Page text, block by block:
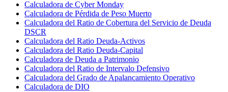
Calculadora de Cyber Monday
Calculadora de Pérdida de Peso Muerto
Calculadora del Ratio de Cobertura del Servicio de Deuda
DSCR
Calculadora del Ratio Deuda-Activos
Calculadora del Ratio Deuda-Capital
Calculadora de Deuda a Patrimonio
Calculadora del Ratio de Intervalo Defensivo
Calculadora del Grado de Apalancamiento Operativo
Calculadora de DIO